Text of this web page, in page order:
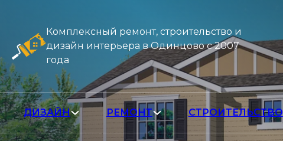
Комплексный ремонт, строительство и
дизайн интерьера в Одинцово с 2007
года
ДИЗАЙН РЕМОНТ СТРОИТЕЛЬСТВО